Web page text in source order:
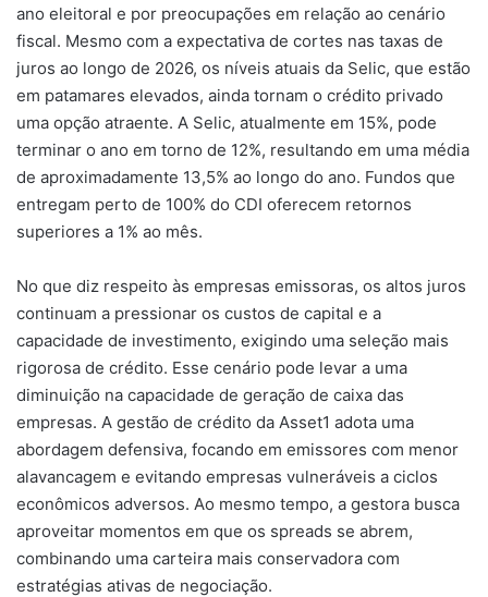
ano eleitoral e por preocupações em relação ao cenário
fiscal. Mesmo com a expectativa de cortes nas taxas de
juros ao longo de 2026, os níveis atuais da Selic, que estão
em patamares elevados, ainda tornam o crédito privado
uma opção atraente. A Selic, atualmente em 15%, pode
terminar o ano em torno de 12%, resultando em uma média
de aproximadamente 13,5% ao longo do ano. Fundos que
entregam perto de 100% do CDI oferecem retornos
superiores a 1% ao mês.
No que diz respeito às empresas emissoras, os altos juros
continuam a pressionar os custos de capital e a
capacidade de investimento, exigindo uma seleção mais
rigorosa de crédito. Esse cenário pode levar a uma
diminuição na capacidade de geração de caixa das
empresas. A gestão de crédito da Asset1 adota uma
abordagem defensiva, focando em emissores com menor
alavancagem e evitando empresas vulneráveis a ciclos
econômicos adversos. Ao mesmo tempo, a gestora busca
aproveitar momentos em que os spreads se abrem,
combinando uma carteira mais conservadora com
estratégias ativas de negociação.